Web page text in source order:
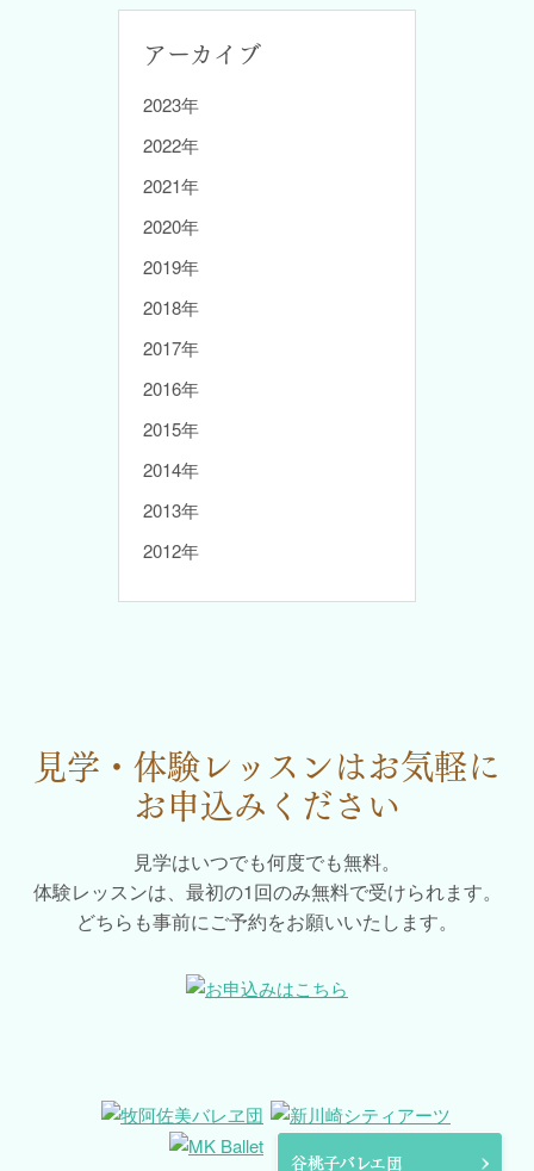
アーカイブ
2023年
2022年
2021年
2020年
2019年
2018年
2017年
2016年
2015年
2014年
2013年
2012年
見学・体験レッスンはお気軽に
お申込みください
見学はいつでも何度でも無料。
体験レッスンは、最初の1回のみ無料で受けられます。
どちらも事前にご予約をお願いいたします。